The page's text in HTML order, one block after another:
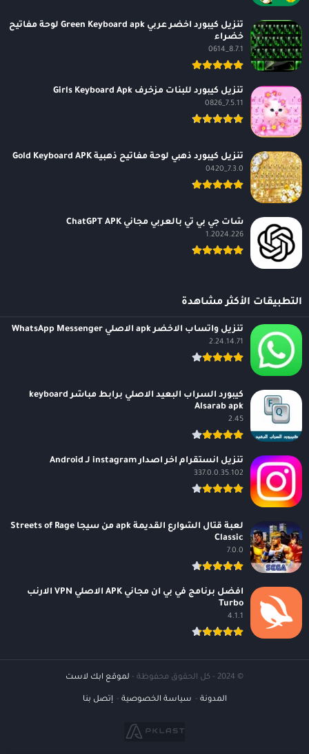
تنزيل كيبورد اخضر عربي Green Keyboard apk لوحة مفاتيح
خضراء
8.7.1_0614
تنزيل كيبورد للبنات مزخرف Girls Keyboard Apk
7.5.11_0826
تنزيل كيبورد ذهبي لوحة مفاتيح ذهبية Gold Keyboard APK
7.3.0_0420
شات جي بي تي بالعربي مجاني ChatGPT APK
1.2024.226
التطبيقات الأكثر مشاهدة
تنزيل واتساب الاخضر apk الاصلي WhatsApp Messenger
2.24.14.71
كيبورد السراب البعيد الاصلي برابط مباشر keyboard
Alsarab apk
2.45
تنزيل انستقرام اخر اصدار instagram لـ Android
337.0.0.35.102
لعبة قتال الشوارع القديمة apk من سيجا Streets of Rage
Classic
7.0.0
افضل برنامج في بي ان مجاني APK الاصلي VPN الارنب
Turbo
4.1.1
© 2024 - كل الحقوق محفوظة - لموقع ابك لاست
المدونة سياسة الخصوصية إتصل بنا